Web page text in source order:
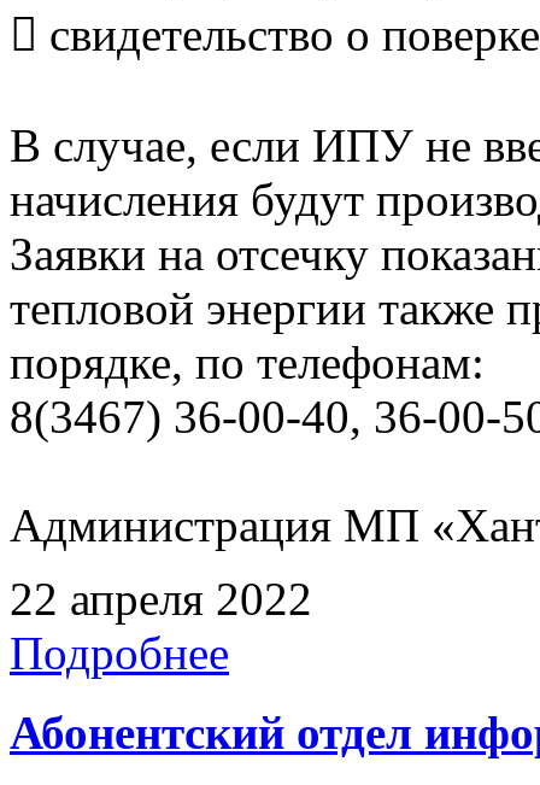
 свидетельство о
В случае, если ИПУ не
начисления будут
Заявки на отсечку
тепловой энергии также
порядке, по телефонам:
8(3467) 36-00-40, 36-00-
Администрация МП
22 апреля 2022
Подробнее
Абонентский отдел